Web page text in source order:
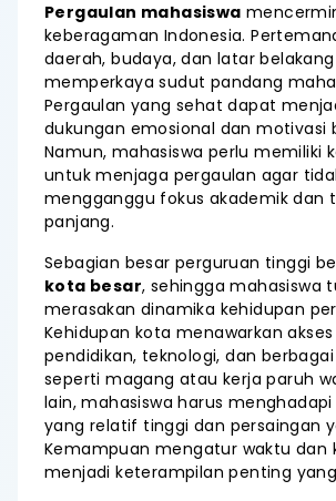
Pergaulan mahasiswa
keberagaman Indonesia.
daerah, budaya, dan latar belakang
memperkaya sudut pandang
Pergaulan yang sehat dapat
dukungan emosional dan motivasi
Namun, mahasiswa perlu memiliki
untuk menjaga pergaulan agar
mengganggu fokus akademik dan
panjang.
Sebagian besar perguruan tinggi
kota besar, sehingga mahasiswa
merasakan dinamika kehidupan
Kehidupan kota menawarkan
pendidikan, teknologi, dan
seperti magang atau kerja paruh
lain, mahasiswa harus
yang relatif tinggi dan persaingan
Kemampuan mengatur waktu dan
menjadi keterampilan penting